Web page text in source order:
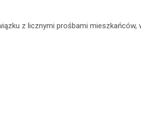
z licznymi prośbami mieszkańców,